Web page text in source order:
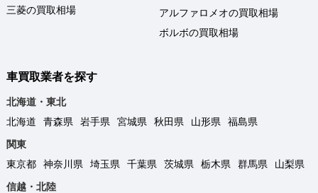
三菱の買取相場
アルファロメオの買取相場
ボルボの買取相場
車買取業者を探す
北海道・東北
北海道
青森県 岩手県 宮城県 秋田県 山形県
福島県
関東
東京都
神奈川県 埼玉県 千葉県 茨城県 栃木県 群馬県
山梨県
信越・北陸